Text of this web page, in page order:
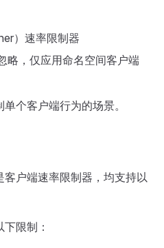
）速率限制器
略，仅应用命名空间客户端
个客户端行为的场景。
户端速率限制器，均支持以
限制：